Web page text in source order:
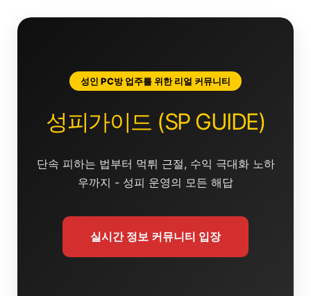
성인 PC방 업주를 위한 리얼 커뮤니티
성피가이드 (SP GUIDE)
단속 피하는 법부터 먹튀 근절, 수익 극대화 노하
우까지 - 성피 운영의 모든 해답
실시간 정보 커뮤니티 입장